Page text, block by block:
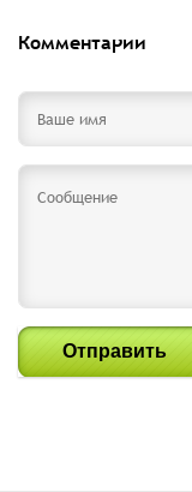
Комментарии
Отправить